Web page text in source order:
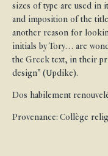
sizes of type are used in
and imposition of the
another reason for
initials by Tory… are
the Greek text, in their
design" (Updike).
Dos habilement
Provenance: Collège